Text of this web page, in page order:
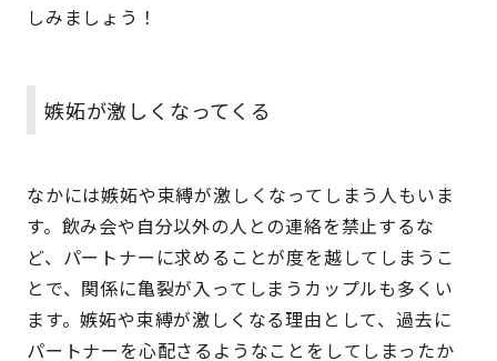
しみましょう！
嫉妬が激しくなってくる
なかには嫉妬や束縛が激しくなってしまう人もいま
す。飲み会や自分以外の人との連絡を禁止するな
ど、パートナーに求めることが度を越してしまうこ
とで、関係に亀裂が入ってしまうカップルも多くい
ます。嫉妬や束縛が激しくなる理由として、過去に
パートナーを心配さるようなことをしてしまったか